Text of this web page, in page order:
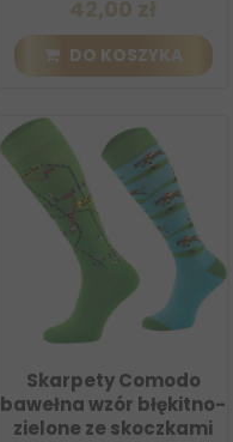
DO KOSZYKA
Skarpety Comodo
bawełna wzór błękitno-
zielone ze skoczkami